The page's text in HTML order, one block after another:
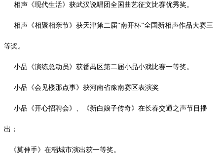
相声《现代生活》获武汉说唱团全国曲艺征文比赛优秀奖。
相声《相聚相亲节》获天津第二届“南开杯”全国新相声作品大赛三
等奖。
小品《演练总动员》获番禺区第二届小品小戏比赛一等奖。
小品《会见楼那点事》获河南省豫南赛区表演奖
小品《开心招聘会》、《新白娘子传奇》在长春交通之声节目播
出；
《莫伸手》在稻城市演出获一等奖。